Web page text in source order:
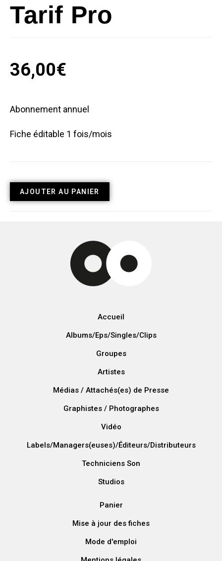
Tarif Pro
36,00€
Abonnement annuel
Fiche éditable 1 fois/mois
AJOUTER AU PANIER
Accueil
Albums/Eps/Singles/Clips
Groupes
Artistes
Médias / Attachés(es) de Presse
Graphistes / Photographes
Vidéo
Labels/Managers(euses)/Éditeurs/Distributeurs
Techniciens Son
Studios
Panier
Mise à jour des fiches
Mode d'emploi